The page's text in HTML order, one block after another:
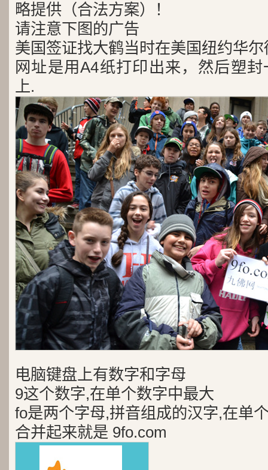
略提供（合法方案）！
请注意下图的广告
美国签证找大鹤当时在美国纽约华
网址是用A4纸打印出来，然后塑
上.
电脑键盘上有数字和字母
9这个数字,在单个数字中最大
fo是两个字母,拼音组成的汉字,在单
合并起来就是 9fo.com